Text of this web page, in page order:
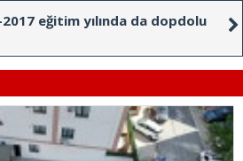
eğitim yılında da dopdolu